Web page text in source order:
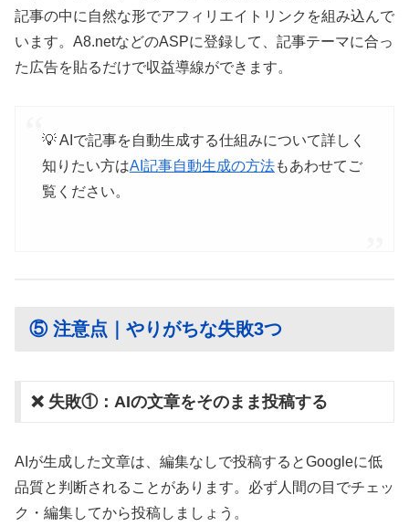
記事の中に自然な形でアフィリエイトリンクを組み込んで
います。A8.netなどのASPに登録して、記事テーマに合っ
た広告を貼るだけで収益導線ができます。
💡 AIで記事を自動生成する仕組みについて詳しく
知りたい方はAI記事自動生成の方法もあわせてご
覧ください。
⑤ 注意点｜やりがちな失敗3つ
❌ 失敗①：AIの文章をそのまま投稿する
AIが生成した文章は、編集なしで投稿するとGoogleに低
品質と判断されることがあります。必ず人間の目でチェッ
ク・編集してから投稿しましょう。